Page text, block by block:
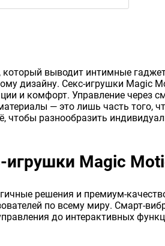
выводит интимные
дизайну. Секс-игрушки Magic
и комфорт. Управление через
— это лишь часть того,
чтобы разнообразить
игрушки Magic
решения и премиум-
по всему миру. Смарт-
до интерактивных